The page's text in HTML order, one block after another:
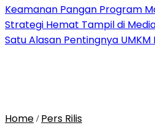
Keamanan Pangan Program
Strategi Hemat Tampil di
Satu Alasan Pentingnya UMKM
Home / Pers Rilis